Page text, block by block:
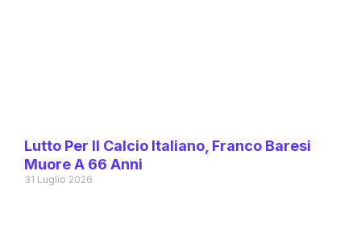
Lutto Per Il Calcio Italiano, Franco Baresi
Muore A 66 Anni
31 Luglio 2026